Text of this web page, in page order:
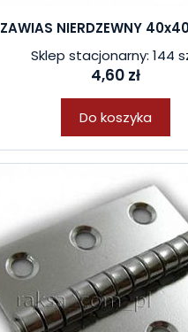
ZAWIAS NIERDZEWNY
Sklep stacjonarny: 144
4,60 zł
Do koszyka